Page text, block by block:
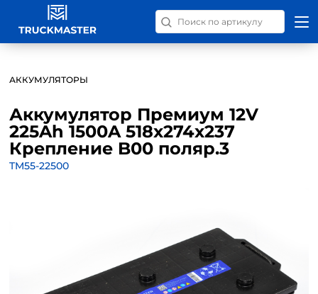
Поиск запчастей по
АККУМУЛЯТОРЫ
Аккумулятор Премиум 12V
225Ah 1500A 518x274x237
Крепление B00 поляр.3
TM55-22500